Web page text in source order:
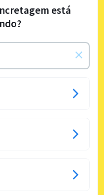
está